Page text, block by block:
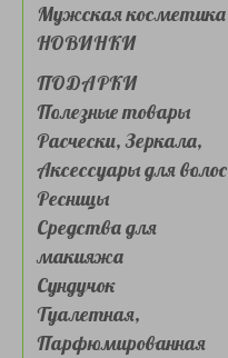
Мужская косметика
НОВИНКИ
ПОДАРКИ
Полезные товары
Расчески, Зеркала,
Аксессуары для волос
Ресницы
Средства для
макияжа
Сундучок
Туалетная,
Парфюмированная